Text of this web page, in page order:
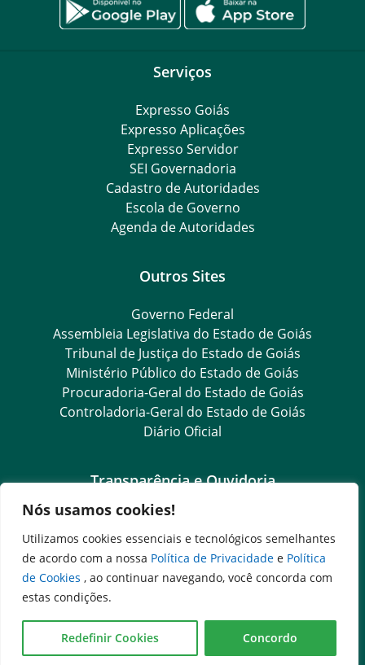
Nós usamos cookies!
Utilizamos cookies essenciais e tecnológicos semelhantes
de acordo com a nossa Política de Privacidade e Política
de Cookies , ao continuar navegando, você concorda com
estas condições.
Redefinir Cookies Concordo
Serviços
Expresso Goiás
Expresso Aplicações
Expresso Servidor
SEI Governadoria
Cadastro de Autoridades
Escola de Governo
Agenda de Autoridades
Outros Sites
Governo Federal
Assembleia Legislativa do Estado de Goiás
Tribunal de Justiça do Estado de Goiás
Ministério Público do Estado de Goiás
Procuradoria-Geral do Estado de Goiás
Controladoria-Geral do Estado de Goiás
Diário Oficial
Transparência e Ouvidoria
LGPD
Goiás Transparência
Dados Abertos Goiás
SIC – Serviço de Informação ao Cidadão
e-SIC – Serviço Eletrônico de Informação ao Cidadão
Ouvidoria Setorial (Expresso)
Ouvidoria Setorial (Presencial)